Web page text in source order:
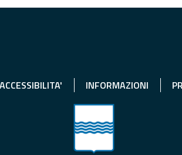
ACCESSIBILITA' INFORMAZIONI